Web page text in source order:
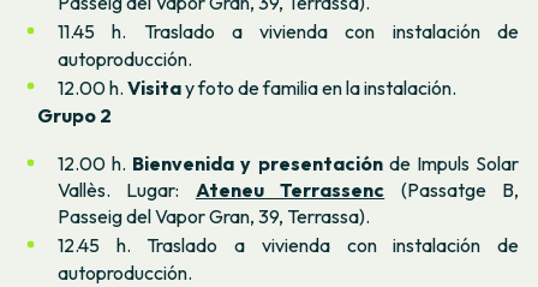
11.45 h. Traslado a vivienda con instalación de
autoproducción.
12.00 h. Visitay foto de familia en la instalación.
Grupo 2
12.00 h. Bienvenida y presentaciónde Impuls Solar
Vallès. Lugar: Ateneu Terrassenc (Passatge B,
Passeig del Vapor Gran, 39, Terrassa).
12.45 h. Traslado a vivienda con instalación de
autoproducción.